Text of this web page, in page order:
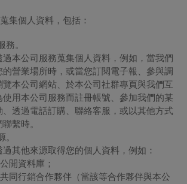
集個人資料，包括：
。
過本公司服務蒐集個人資料，例如，當我們
的營業場所時，或當您訂閱電子報、參與調
覽本公司網站、於本公司社群專頁與我們互
使用本公司服務而註冊帳號、參加我們的某
、透過電話訂購、聯絡客服，或以其他方式
繫時。
過其他來源取得您的個人資料，例如：
公開資料庫；
共同行銷合作夥伴（當該等合作夥伴與本公